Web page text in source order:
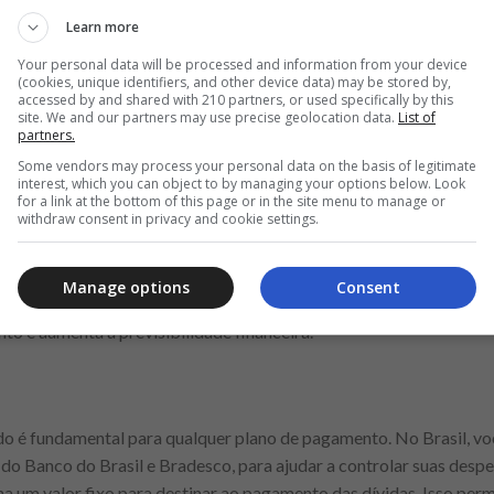
pode ser uma solução interessante, principalmente se
como o Banco do Brasil, Itaú e Bradesco oferecem opções
um único empréstimo com uma taxa de juros mais baixa. Essa
do tempo. Na África, especialmente em países como a África
permitindo que você unifique suas dívidas em
e aumenta a previsibilidade financeira.
é fundamental para qualquer plano de pagamento. No Brasil,
Banco do Brasil e Bradesco, para ajudar a controlar suas
Learn more
Your personal data will be processed and information from your device
(cookies, unique identifiers, and other device data) may be stored by,
accessed by and shared with 210 partners, or used specifically by this
site. We and our partners may use precise geolocation data. List of
partners.
Some vendors may process your personal data on the basis of legitimate
interest, which you can object to by managing your options below. Look
for a link at the bottom of this page or in the site menu to manage or
withdraw consent in privacy and cookie settings.
Consent
Manage options